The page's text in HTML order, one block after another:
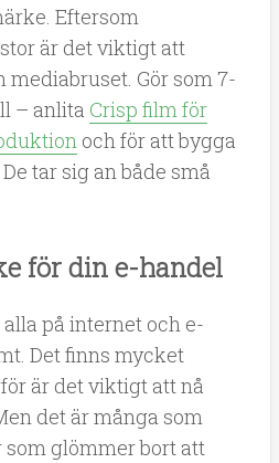
Eftersom
är det viktigt att
Gör som 7-
– anlita Crisp film för
och för att bygga
tar sig an både små
för din e-handel
på internet och e-
Det finns mycket
är det viktigt att nå
det är många som
glömmer bort att